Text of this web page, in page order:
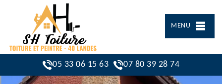
MENU
05 33 06 15 63 07 80 39 28 74